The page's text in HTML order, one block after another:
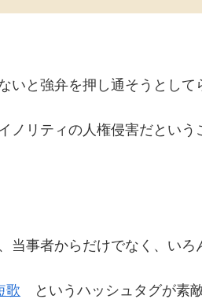
と強弁を押し通そうとして
ノリティの人権侵害だという
事者からだけでなく、いろ
歌 というハッシュタグが素